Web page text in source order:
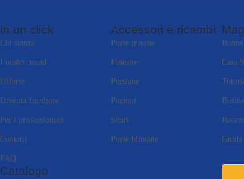
In un click
Chi siamo
I nostri brand
Offerte
Diventa fornitore
Per i professionisti
Contatti
FAQ
Accessori e ricambi
Porte interne
Finestre
Persiane
Portoni
Scuri
Porte blindate
Casa
Catalogo